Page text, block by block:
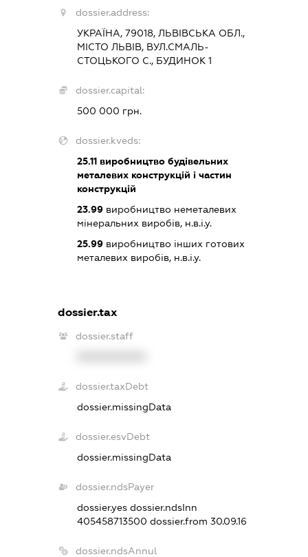
dossier.address:
УКРАЇНА, 79018, ЛЬВІВСЬКА ОБЛ.,
МІСТО ЛЬВІВ, ВУЛ.СМАЛЬ-
СТОЦЬКОГО С., БУДИНОК 1
dossier.capital:
500 000 грн.
dossier.kveds:
25.11 виробництво будівельних
металевих конструкцій і частин
конструкцій
23.99 виробництво неметалевих
мінеральних виробів, н.в.і.у.
25.99 виробництво інших готових
металевих виробів, н.в.і.у.
dossier.tax
dossier.staff
dossier.taxDebt
dossier.missingData
dossier.esvDebt
dossier.missingData
dossier.ndsPayer
dossier.yesdossier.ndsInn
405458713500dossier.from 30.09.16
dossier.ndsAnnul